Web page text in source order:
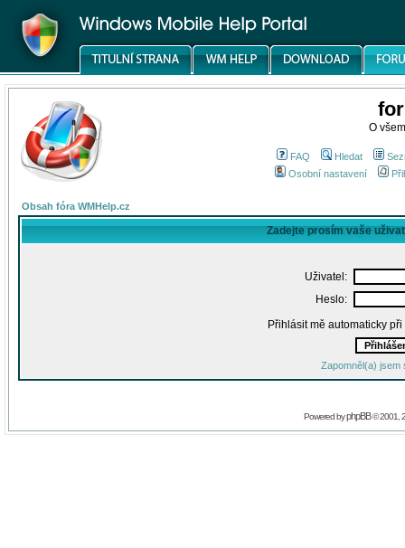
O
FAQ Hledat
Osobní nastavení
Obsah fóra WMHelp.cz
Zadejte prosím vaše
Uživatel:
Heslo:
Přihlásit mě automaticky
Zapomněl(a) jsem
Powered byphpBB© 2001,